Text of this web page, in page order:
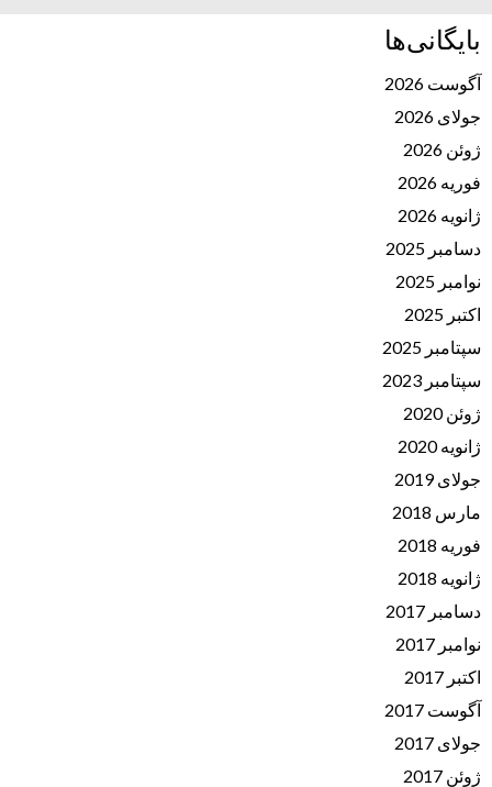
بایگانی‌ها
آگوست 2026
جولای 2026
ژوئن 2026
فوریه 2026
ژانویه 2026
دسامبر 2025
نوامبر 2025
اکتبر 2025
سپتامبر 2025
سپتامبر 2023
ژوئن 2020
ژانویه 2020
جولای 2019
مارس 2018
فوریه 2018
ژانویه 2018
دسامبر 2017
نوامبر 2017
اکتبر 2017
آگوست 2017
جولای 2017
ژوئن 2017